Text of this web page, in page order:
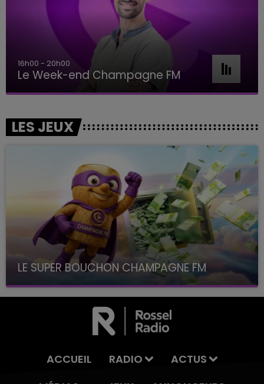
16h00 - 20h00
Le Week-end Champagne FM
LES JEUX
LE SUPER BOUCHON CHAMPAGNE FM
avec La Famille Champagne FM, à 8H10
ACCUEIL RADIO
ACTUS